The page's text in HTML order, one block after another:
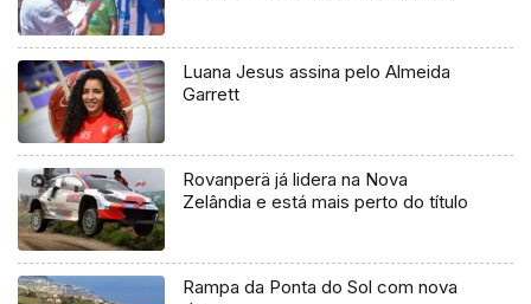
Luana Jesus assina pelo Almeida
Garrett
Rovanperä já lidera na Nova
Zelândia e está mais perto do título
Rampa da Ponta do Sol com nova